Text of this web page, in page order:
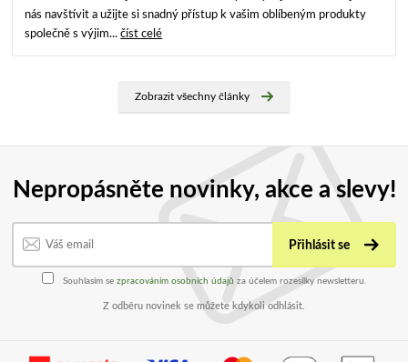
nás navštívit a užijte si snadný přístup k vašim oblíbeným produkty
společně s výjim...číst celé
Zobrazit všechny články
Nepropásněte novinky, akce a slevy!
Přihlásit se
Souhlasím se zpracováním osobních údajů za účelem rozesílky newsletteru.
Z odběru novinek se můžete kdykoli odhlásit.